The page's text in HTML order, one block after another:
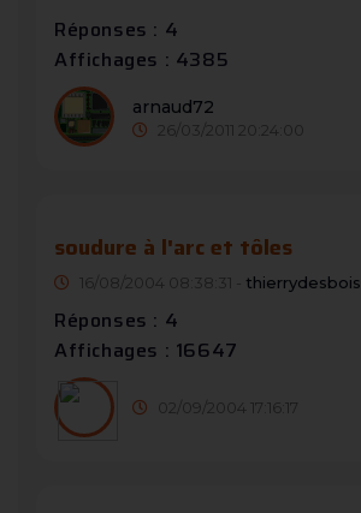
Réponses : 4
Affichages : 4385
arnaud72
26/03/2011 20:24:00
soudure à l'arc et tôles
16/08/2004 08:38:31 - thierrydesbois
Réponses : 4
Affichages : 16647
02/09/2004 17:16:17